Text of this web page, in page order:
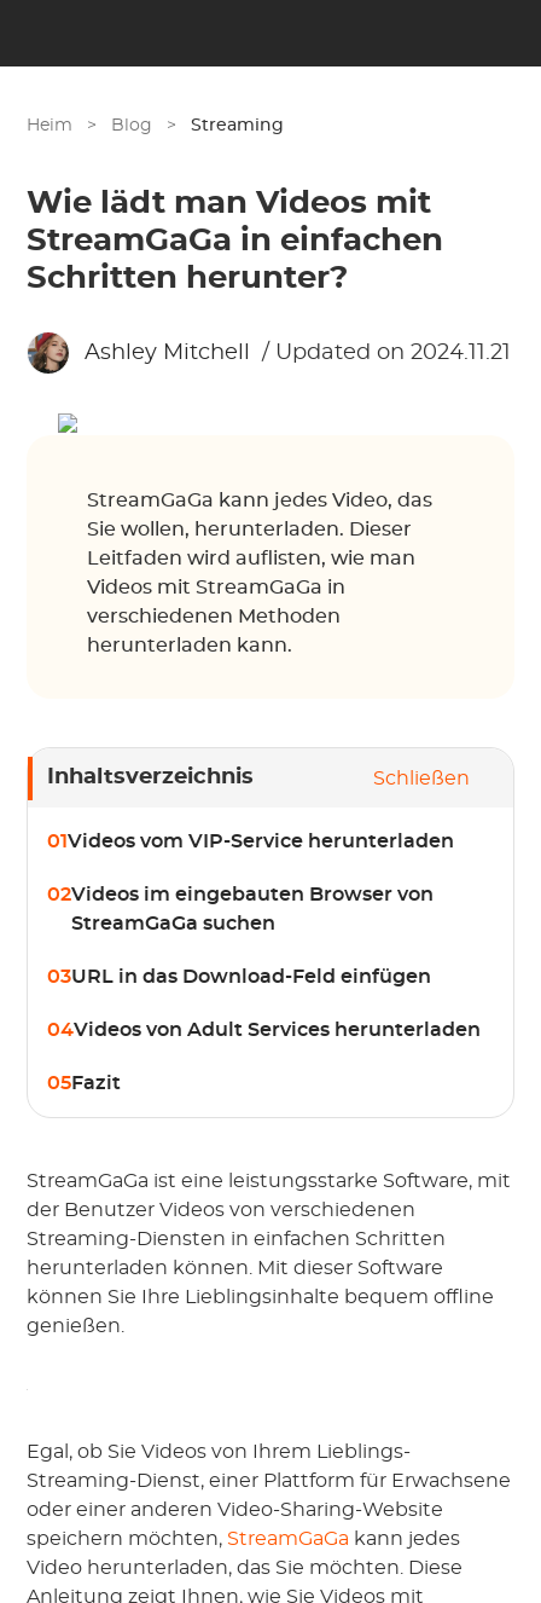
Heim > Blog > Streaming
Wie lädt man Videos mit
StreamGaGa in einfachen
Schritten herunter?
Ashley Mitchell / Updated on 2024.11.21
StreamGaGa kann jedes Video, das
Sie wollen, herunterladen. Dieser
Leitfaden wird auflisten, wie man
Videos mit StreamGaGa in
verschiedenen Methoden
herunterladen kann.
Inhaltsverzeichnis Schließen
01Videos vom VIP-Service herunterladen
02Videos im eingebauten Browser von
StreamGaGa suchen
03URL in das Download-Feld einfügen
04Videos von Adult Services herunterladen
05Fazit
StreamGaGa ist eine leistungsstarke Software, mit
der Benutzer Videos von verschiedenen
Streaming-Diensten in einfachen Schritten
herunterladen können. Mit dieser Software
können Sie Ihre Lieblingsinhalte bequem offline
genießen.
Egal, ob Sie Videos von Ihrem Lieblings-
Streaming-Dienst, einer Plattform für Erwachsene
oder einer anderen Video-Sharing-Website
speichern möchten, StreamGaGa kann jedes
Video herunterladen, das Sie möchten. Diese
Anleitung zeigt Ihnen, wie Sie Videos mit